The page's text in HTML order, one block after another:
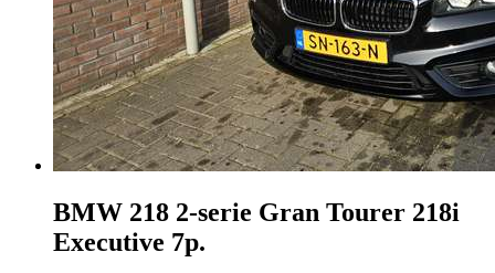
BMW 218 2-serie Gran Tourer 218i
Executive 7p.